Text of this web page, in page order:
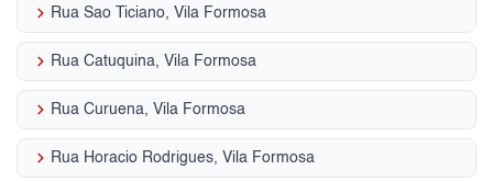
keyboard_arrow_right Rua Sao Ticiano, Vila Formosa
keyboard_arrow_right Rua Catuquina, Vila Formosa
keyboard_arrow_right Rua Curuena, Vila Formosa
keyboard_arrow_right Rua Horacio Rodrigues, Vila Formosa